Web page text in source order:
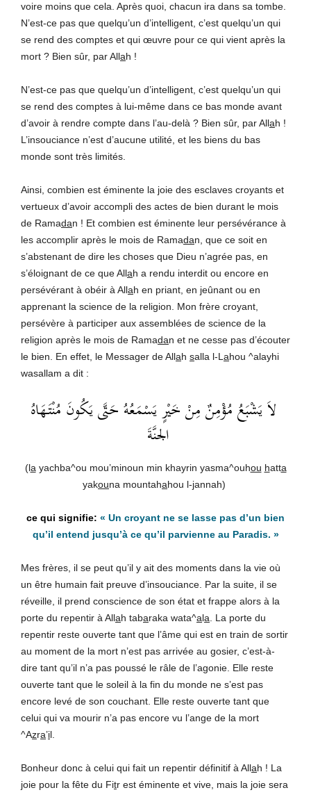
voire moins que cela. Après quoi, chacun ira dans sa tombe.
N’est-ce pas que quelqu’un d’intelligent, c’est quelqu’un qui
se rend des comptes et qui œuvre pour ce qui vient après la
mort ? Bien sûr, par Allah !
N’est-ce pas que quelqu’un d’intelligent, c’est quelqu’un qui
se rend des comptes à lui-même dans ce bas monde avant
d’avoir à rendre compte dans l’au-delà ? Bien sûr, par Allah !
L’insouciance n’est d’aucune utilité, et les biens du bas
monde sont très limités.
Ainsi, combien est éminente la joie des esclaves croyants et
vertueux d’avoir accompli des actes de bien durant le mois
de Ramadan ! Et combien est éminente leur persévérance à
les accomplir après le mois de Ramadan, que ce soit en
s’abstenant de dire les choses que Dieu n’agrée pas, en
s’éloignant de ce que Allah a rendu interdit ou encore en
persévérant à obéir à Allah en priant, en jeûnant ou en
apprenant la science de la religion. Mon frère croyant,
persévère à participer aux assemblées de science de la
religion après le mois de Ramadan et ne cesse pas d’écouter
le bien. En effet, le Messager de Allah salla l-Lahou ^alayhi
wasallam a dit :
لاَ يَشْبَعُ مُؤْمِنٌ مِنْ خَيْرٍ يَسْمَعُهُ حَتَّى يَكُونَ مُنْتَهَاهُ
الجنَّةَ
(layachba^ou mou’minoun min khayrin yasma^ouhou hatta
yakouna mountahahou l-jannah)
« Un croyant ne se lasse pas d’un bien
qu’il entend jusqu’à ce qu’il parvienne au Paradis. »
Mes frères, il se peut qu’il y ait des moments dans la vie où
un être humain fait preuve d’insouciance. Par la suite, il se
réveille, il prend conscience de son état et frappe alors à la
porte du repentir à Allah tabaraka wata^ala. La porte du
repentir reste ouverte tant que l’âme qui est en train de sortir
au moment de la mort n’est pas arrivée au gosier, c’est-à-
dire tant qu’il n’a pas poussé le râle de l’agonie. Elle reste
ouverte tant que le soleil à la fin du monde ne s’est pas
encore levé de son couchant. Elle reste ouverte tant que
celui qui va mourir n’a pas encore vu l’ange de la mort
^Azra’il.
Bonheur donc à celui qui fait un repentir définitif à Allah ! La
joie pour la fête du Fitr est éminente et vive, mais la joie sera